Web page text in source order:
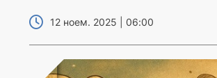
12 ноем. 2025 | 06:00